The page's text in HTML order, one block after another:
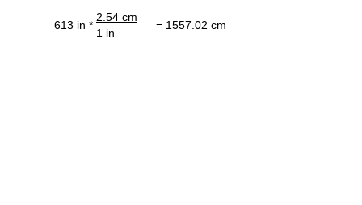
613 in *
2.54 cm
= 1557.02 cm
1 in